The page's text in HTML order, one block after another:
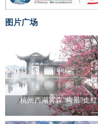
图片广场
杭州西湖雾森“梅景”走红